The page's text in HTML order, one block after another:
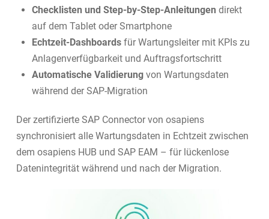
Checklisten und Step-by-Step-Anleitungen direkt
auf dem Tablet oder Smartphone
Echtzeit-Dashboards für Wartungsleiter mit KPIs zu
Anlagenverfügbarkeit und Auftragsfortschritt
Automatische Validierung von Wartungsdaten
während der SAP-Migration
Der zertifizierte SAP Connector von osapiens
synchronisiert alle Wartungsdaten in Echtzeit zwischen
dem osapiens HUB und SAP EAM – für lückenlose
Datenintegrität während und nach der Migration.